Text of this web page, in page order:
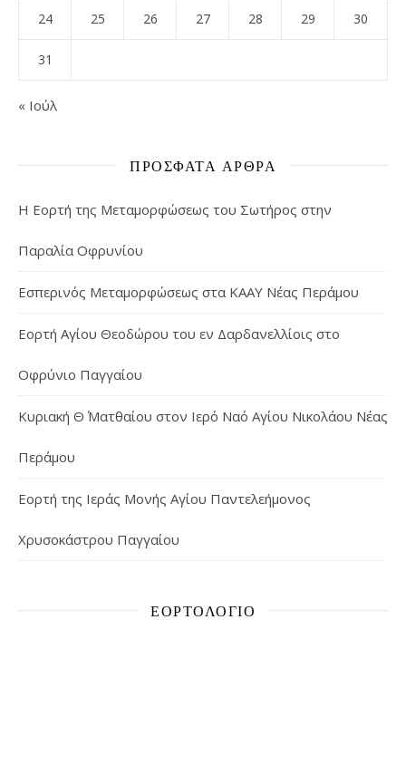
24 25 26 27 28 29 30
31
« Ιούλ
ΠΡΌΣΦΑΤΑ ΆΡΘΡΑ
Η Εορτή της Μεταμορφώσεως του Σωτήρος στην
Παραλία Οφρυνίου
Εσπερινός Μεταμορφώσεως στα ΚΑΑΥ Νέας Περάμου
Εορτή Αγίου Θεοδώρου του εν Δαρδανελλίοις στο
Οφρύνιο Παγγαίου
Κυριακή Θ΄ Ματθαίου στον Ιερό Ναό Αγίου Νικολάου Νέας
Περάμου
Εορτή της Ιεράς Μονής Αγίου Παντελεήμονος
Χρυσοκάστρου Παγγαίου
ΕΟΡΤΟΛΌΓΙΟ